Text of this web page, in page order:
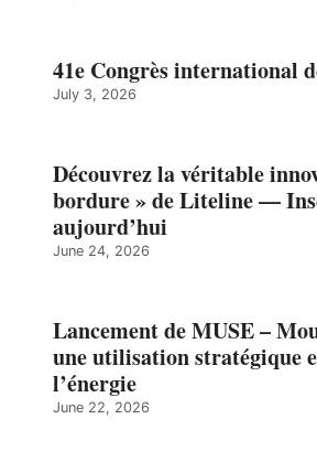
41e Congrès international
July 3, 2026
Découvrez la véritable
bordure » de Liteline —
aujourd’hui
June 24, 2026
Lancement de MUSE –
une utilisation stratégique
l’énergie
June 22, 2026